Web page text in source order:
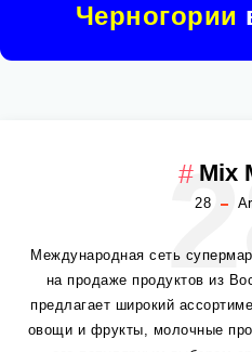
Черногории
Mix
28
Международная сеть
на продаже продуктов из
предлагает широкий
овощи и фрукты, молочные